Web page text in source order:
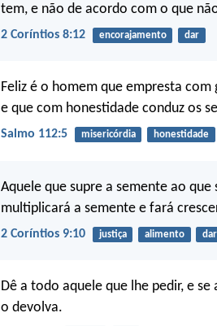
tem, e não de acordo com o que
2 Coríntios 8:12 encorajamento dar
Feliz é o homem que empresta com
e que com honestidade conduz os
Salmo 112:5 misericórdia honestidade
Aquele que supre a semente ao
multiplicará a semente e fará
2 Coríntios 9:10 justiça alimento dar
Dê a todo aquele que lhe pedir, e
o devolva.